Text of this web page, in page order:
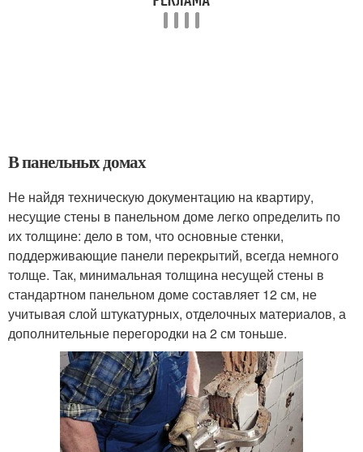
В панельных домах
Не найдя техническую документацию на квартиру,
несущие стены в панельном доме легко определить по
их толщине: дело в том, что основные стенки,
поддерживающие панели перекрытий, всегда немного
толще. Так, минимальная толщина несущей стены в
стандартном панельном доме составляет 12 см, не
учитывая слой штукатурных, отделочных материалов, а
дополнительные перегородки на 2 см тоньше.